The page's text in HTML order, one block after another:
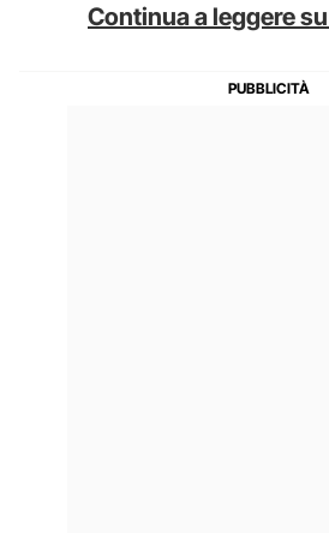
Continua a leggere